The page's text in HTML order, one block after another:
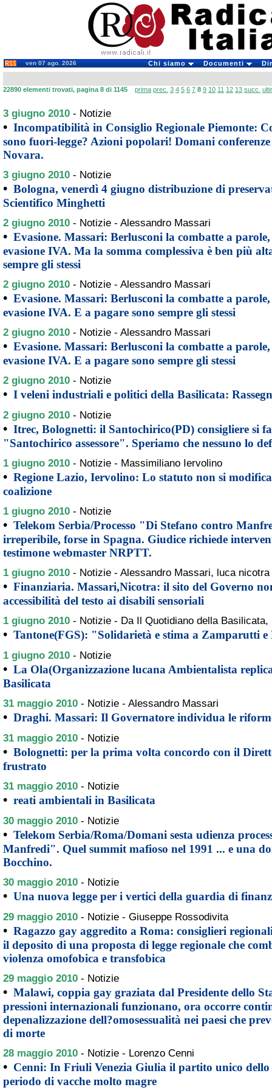
ven 07 ago. 2026 Chi siamo Documenti
22890 elementi trovati, pagina 8 di 1145 prima prec. 3 4 5 6 7 8 9 10 11 12 13 succ.
3 giugno 2010 - Notizie
• Incompatibilità in Consiglio Regionale Piemonte:
sono fuori-legge? Azioni popolari! Domani
Novara.
3 giugno 2010 - Notizie
• Bologna, venerdì 4 giugno distribuzione di
Scientifico Minghetti
2 giugno 2010 - Notizie - Alessandro Massari
• Evasione. Massari: Berlusconi la combatte a
evasione IVA. Ma la somma complessiva è ben più
sempre gli stessi
2 giugno 2010 - Notizie - Alessandro Massari
• Evasione. Massari: Berlusconi la combatte a
evasione IVA. E a pagare sono sempre gli stessi
2 giugno 2010 - Notizie - Alessandro Massari
• Evasione. Massari: Berlusconi la combatte a
evasione IVA. E a pagare sono sempre gli stessi
2 giugno 2010 - Notizie
• I veleni industriali e politici della Basilicata:
2 giugno 2010 - Notizie
• Itrec, Bolognetti: il Santochirico(PD) consigliere si
"Santochirico assessore". Speriamo che nessuno lo
1 giugno 2010 - Notizie - Massimiliano Iervolino
• Regione Lazio, Iervolino: Lo statuto non si
coalizione
1 giugno 2010 - Notizie
• Telekom Serbia/Processo "Di Stefano contro
irreperibile, forse in Spagna. Giudice richiede
testimone webmaster NRPTT.
1 giugno 2010 - Notizie - Alessandro Massari, luca nicotra
• Finanziaria. Massari,Nicotra: il sito del Governo
accessibilità del testo ai disabili sensoriali
1 giugno 2010 - Notizie - Da Il Quotidiano della
• Tantone(FGS): "Solidarietà e stima a Zamparutti
1 giugno 2010 - Notizie
• La Ola(Organizzazione lucana Ambientalista
Basilicata
31 maggio 2010 - Notizie - Alessandro Massari
• Draghi. Massari: Il Governatore individua le
31 maggio 2010 - Notizie
• Bolognetti: per la prima volta concordo con il
frustrato
31 maggio 2010 - Notizie
• reati ambientali in Basilicata
30 maggio 2010 - Notizie
• Telekom Serbia/Roma/Domani sesta udienza
Manfredi". Quel summit mafioso nel 1991 ... e una
Bocchino.
30 maggio 2010 - Notizie
• Una nuova legge per i vertici della guardia di
29 maggio 2010 - Notizie - Giuseppe Rossodivita
• Ragazzo gay aggredito a Roma: consiglieri
il deposito di una proposta di legge regionale che
violenza omofobica e transfobica
29 maggio 2010 - Notizie
• Malawi, coppia gay graziata dal Presidente dello
pressioni internazionali funzionano, ora occorre
depenalizzazione dell?omosessualità nei paesi che
di morte
28 maggio 2010 - Notizie - Lorenzo Cenni
• Cenni: In Friuli Venezia Giulia il partito unico
periodo di vacche molto magre